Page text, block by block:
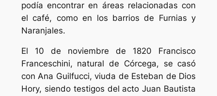
podía encontrar en áreas relacionadas con
el café, como en los barrios de Furnias y
Naranjales.
El 10 de noviembre de 1820 Francisco
Franceschini, natural de Córcega, se casó
con Ana Guilfucci, viuda de Esteban de Dios
Hory, siendo testigos del acto Juan Bautista